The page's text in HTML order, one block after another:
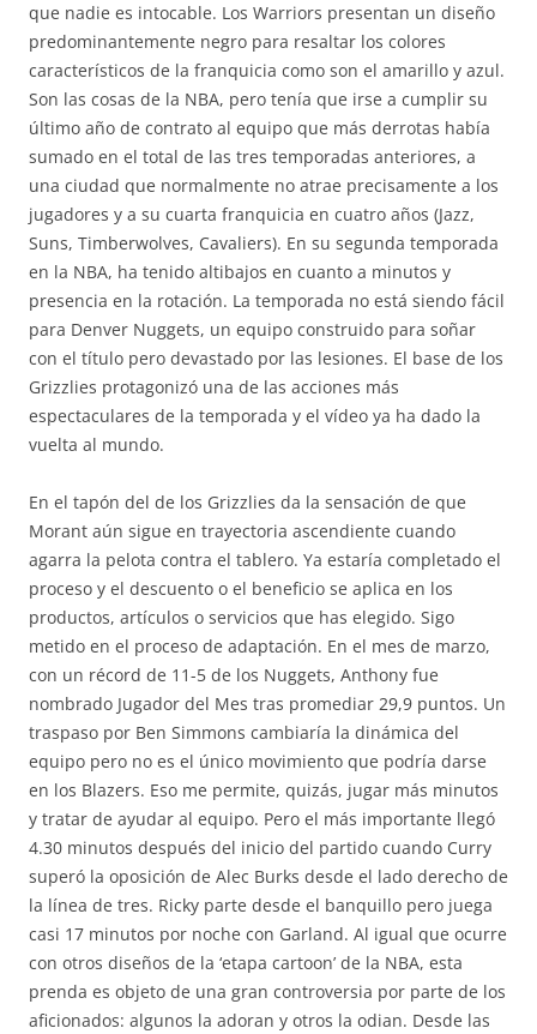
que nadie es intocable. Los Warriors presentan un diseño
predominantemente negro para resaltar los colores
característicos de la franquicia como son el amarillo y azul.
Son las cosas de la NBA, pero tenía que irse a cumplir su
último año de contrato al equipo que más derrotas había
sumado en el total de las tres temporadas anteriores, a
una ciudad que normalmente no atrae precisamente a los
jugadores y a su cuarta franquicia en cuatro años (Jazz,
Suns, Timberwolves, Cavaliers). En su segunda temporada
en la NBA, ha tenido altibajos en cuanto a minutos y
presencia en la rotación. La temporada no está siendo fácil
para Denver Nuggets, un equipo construido para soñar
con el título pero devastado por las lesiones. El base de los
Grizzlies protagonizó una de las acciones más
espectaculares de la temporada y el vídeo ya ha dado la
vuelta al mundo.
En el tapón del de los Grizzlies da la sensación de que
Morant aún sigue en trayectoria ascendiente cuando
agarra la pelota contra el tablero. Ya estaría completado el
proceso y el descuento o el beneficio se aplica en los
productos, artículos o servicios que has elegido. Sigo
metido en el proceso de adaptación. En el mes de marzo,
con un récord de 11-5 de los Nuggets, Anthony fue
nombrado Jugador del Mes tras promediar 29,9 puntos. Un
traspaso por Ben Simmons cambiaría la dinámica del
equipo pero no es el único movimiento que podría darse
en los Blazers. Eso me permite, quizás, jugar más minutos
y tratar de ayudar al equipo. Pero el más importante llegó
4.30 minutos después del inicio del partido cuando Curry
superó la oposición de Alec Burks desde el lado derecho de
la línea de tres. Ricky parte desde el banquillo pero juega
casi 17 minutos por noche con Garland. Al igual que ocurre
con otros diseños de la ‘etapa cartoon’ de la NBA, esta
prenda es objeto de una gran controversia por parte de los
aficionados: algunos la adoran y otros la odian. Desde las